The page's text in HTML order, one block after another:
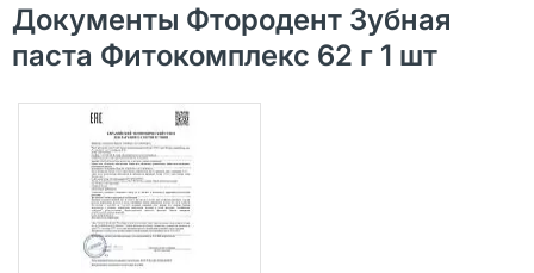
Документы Фтородент Зубная
паста Фитокомплекс 62 г 1 шт